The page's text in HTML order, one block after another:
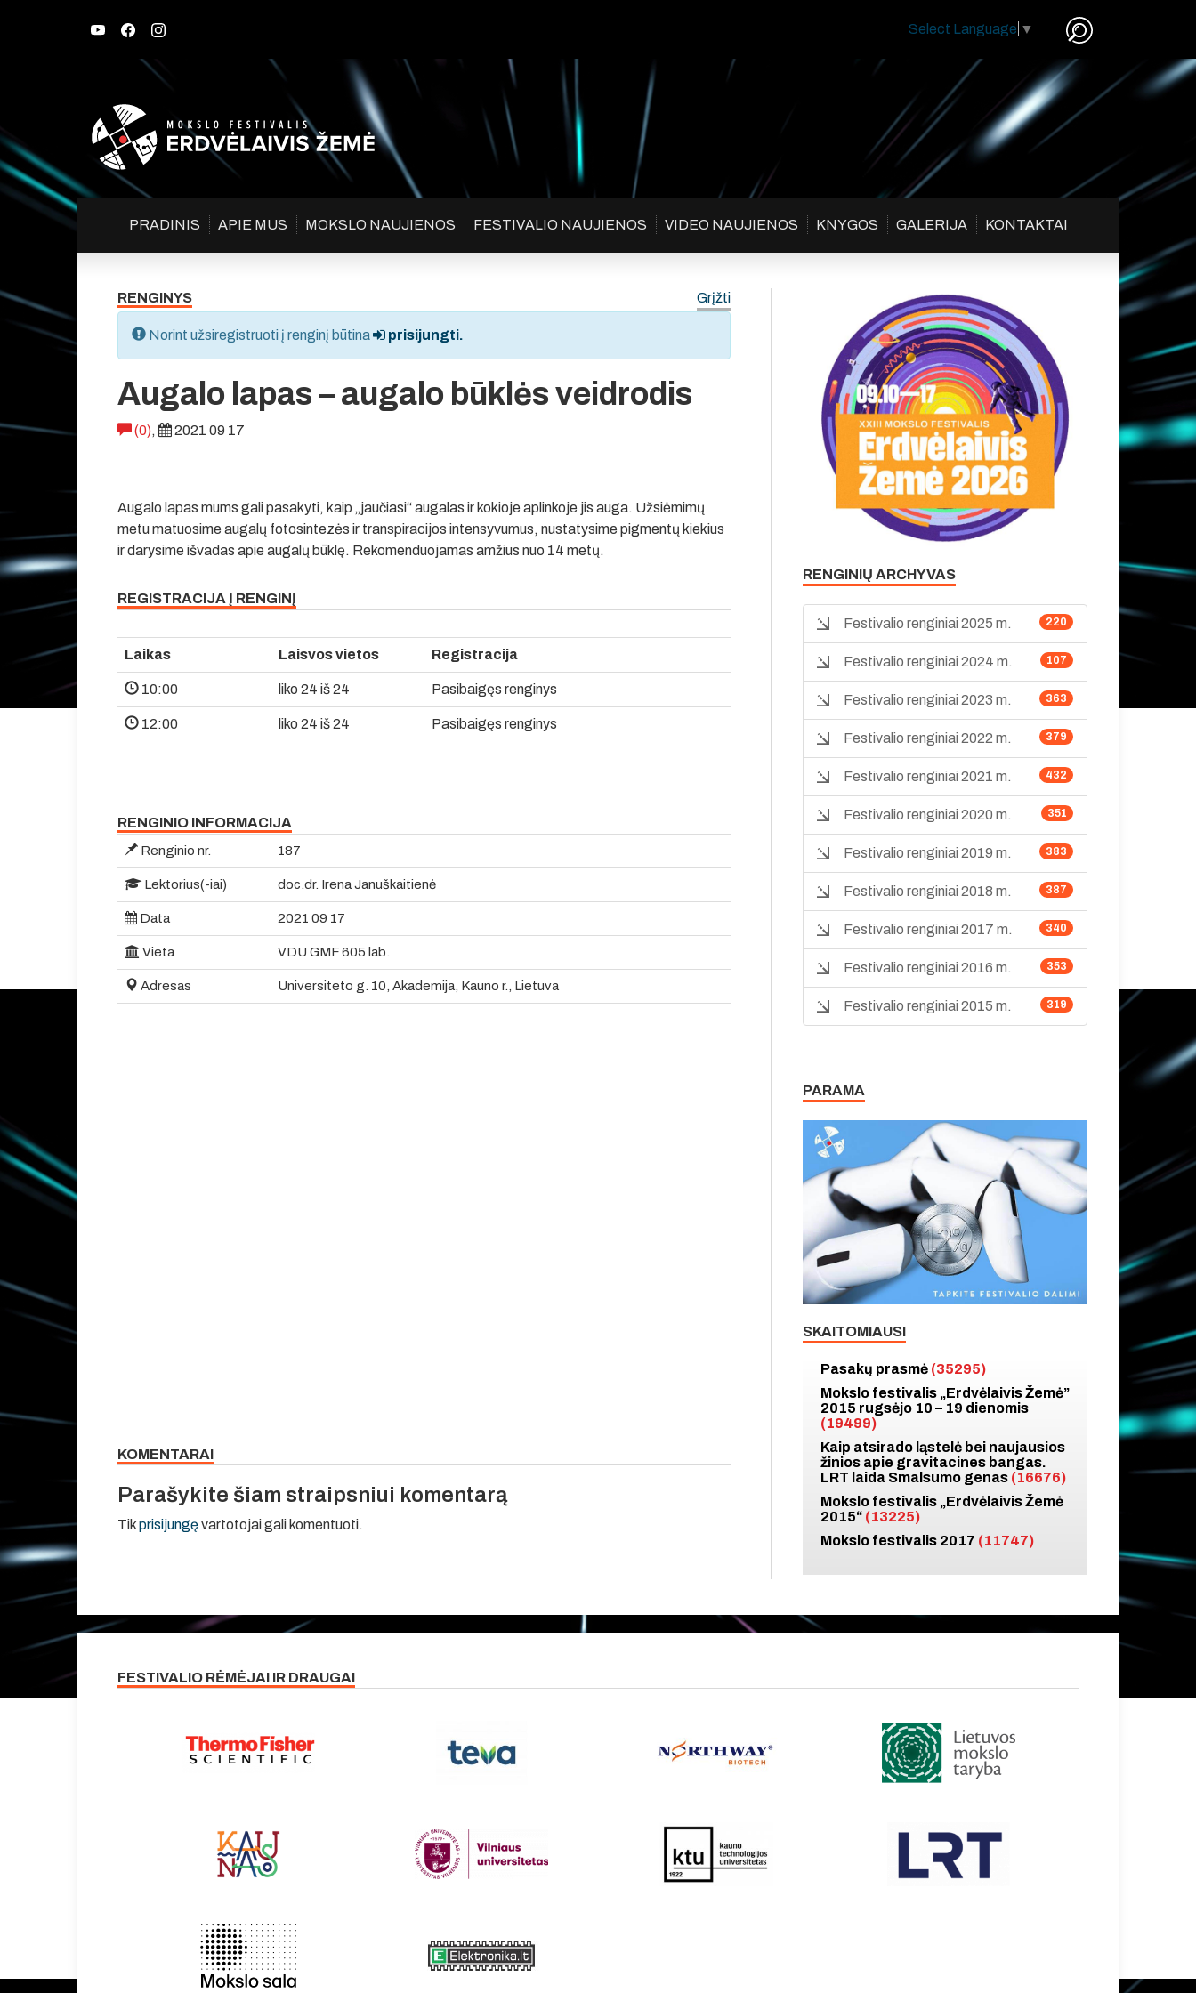
Select Language ▼
PRADINIS APIE MUS MOKSLO NAUJIENOS FESTIVALIO NAUJIENOS VIDEO NAUJIENOS KNYGOS GALERIJA KONTAKTAI
RENGINYS Grįžti
Norint užsiregistruoti į renginį būtina prisijungti.
Augalo lapas – augalo būklės veidrodis
(0), 2021 09 17
Augalo lapas mums gali pasakyti, kaip „jaučiasi“ augalas ir kokioje aplinkoje jis auga. Užsiėmimų
metu matuosime augalų fotosintezės ir transpiracijos intensyvumus, nustatysime pigmentų kiekius
ir darysime išvadas apie augalų būklę. Rekomenduojamas amžius nuo 14 metų.
REGISTRACIJA Į RENGINĮ
Laikas Laisvos vietos Registracija
10:00 liko 24 iš 24 Pasibaigęs renginys
12:00 liko 24 iš 24 Pasibaigęs renginys
RENGINIO INFORMACIJA
Renginio nr. 187
Lektorius(-iai) doc.dr. Irena Januškaitienė
Data 2021 09 17
Vieta VDU GMF 605 lab.
Adresas Universiteto g. 10, Akademija, Kauno r., Lietuva
KOMENTARAI
Parašykite šiam straipsniui komentarą
Tikprisijungęvartotojai gali komentuoti.
RENGINIŲ ARCHYVAS
220
Festivalio renginiai 2025 m.
107
Festivalio renginiai 2024 m.
363
Festivalio renginiai 2023 m.
379
Festivalio renginiai 2022 m.
432
Festivalio renginiai 2021 m.
351
Festivalio renginiai 2020 m.
383
Festivalio renginiai 2019 m.
387
Festivalio renginiai 2018 m.
340
Festivalio renginiai 2017 m.
353
Festivalio renginiai 2016 m.
319
Festivalio renginiai 2015 m.
PARAMA
SKAITOMIAUSI
Pasakų prasmė (35295)
Mokslo festivalis „Erdvėlaivis Žemė”
2015 rugsėjo 10 – 19 dienomis
(19499)
Kaip atsirado ląstelė bei naujausios
žinios apie gravitacines bangas.
LRT laida Smalsumo genas (16676)
Mokslo festivalis „Erdvėlaivis Žemė
2015“ (13225)
Mokslo festivalis 2017 (11747)
FESTIVALIO RĖMĖJAI IR DRAUGAI